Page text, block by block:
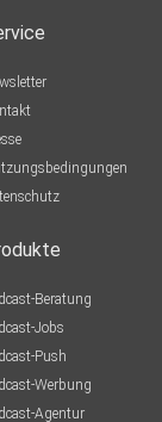
Beratung
Jobs
Push
Werbung
Agentur